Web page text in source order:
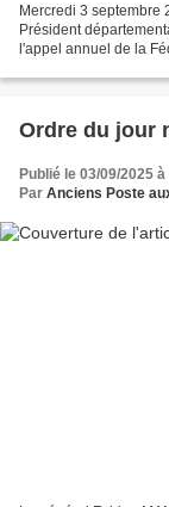
Mercredi 3 septembre
Président
l'appel annuel de la
Ordre du jour
Publié le 03/09/2025
Par Anciens Poste